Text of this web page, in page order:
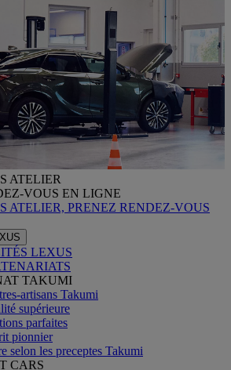
ATELIER
VOUS EN LIGNE
ATELIER, PRENEZ RENDEZ-VOUS
LEXUS
TAKUMI
artisans Takumi
supérieure
parfaites
pionnier
selon les preceptes Takumi
CARS